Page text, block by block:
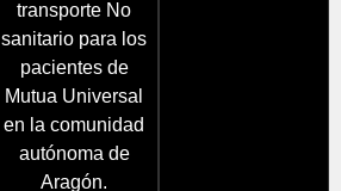
transporte No
sanitario para los
pacientes de
Mutua Universal
en la comunidad
autónoma de
Aragón.